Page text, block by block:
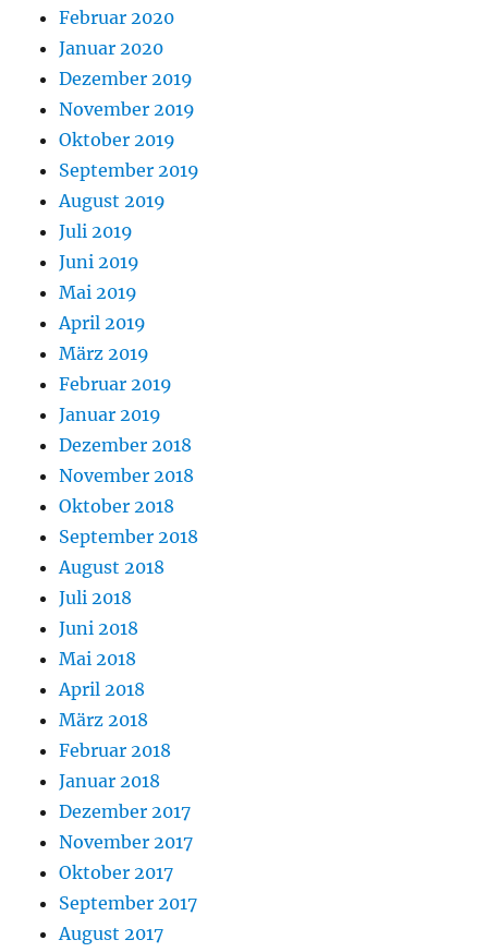
Februar 2020
Januar 2020
Dezember 2019
November 2019
Oktober 2019
September 2019
August 2019
Juli 2019
Juni 2019
Mai 2019
April 2019
März 2019
Februar 2019
Januar 2019
Dezember 2018
November 2018
Oktober 2018
September 2018
August 2018
Juli 2018
Juni 2018
Mai 2018
April 2018
März 2018
Februar 2018
Januar 2018
Dezember 2017
November 2017
Oktober 2017
September 2017
August 2017